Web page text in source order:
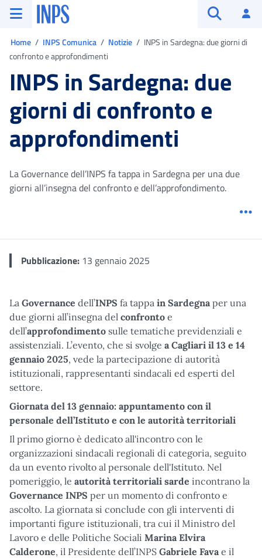
Vai al menu principale
Vai al contenuto principale
Vai al pie' di pagina
INPS ()
Home INPS Comunica Notizie
INPS in Sardegna: due giorni di
confronto e approfondimenti
INPS in Sardegna: due
giorni di confronto e
approfondimenti
La Governance dell’INPS fa tappa in Sardegna per una due
giorni all’insegna del confronto e dell’approfondimento.
Pubblicazione: 13 gennaio 2025
La Governance dell’INPS fa tappa in Sardegna per una
due giorni all’insegna del confronto e
dell’approfondimento sulle tematiche previdenziali e
assistenziali. L’evento, che si svolge a Cagliari il 13 e 14
gennaio 2025, vede la partecipazione di autorità
istituzionali, rappresentanti sindacali ed esperti del
settore.
Giornata del 13 gennaio: appuntamento con il
personale dell’Istituto e con le autorità territoriali
Il primo giorno è dedicato all'incontro con le
organizzazioni sindacali regionali di categoria, seguito
da un evento rivolto al personale dell'Istituto. Nel
pomeriggio, le autorità territoriali sarde incontrano la
Governance INPS per un momento di confronto e
ascolto. La giornata si conclude con gli interventi di
importanti figure istituzionali, tra cui il Ministro del
Lavoro e delle Politiche Sociali Marina Elvira
Calderone, il Presidente dell’INPS Gabriele Fava e il